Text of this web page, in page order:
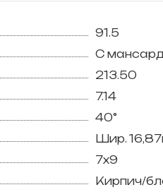
91.5
С
213.50
7.14
40°
Шир.
7х9
Кирпич/